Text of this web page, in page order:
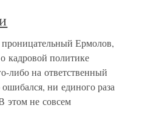
Ермолов,
кадровой политике
либо на ответственный
ни единого раза
этом не совсем